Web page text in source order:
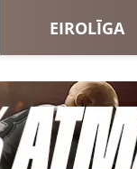
EIROLĪGA
EIROKAUSI